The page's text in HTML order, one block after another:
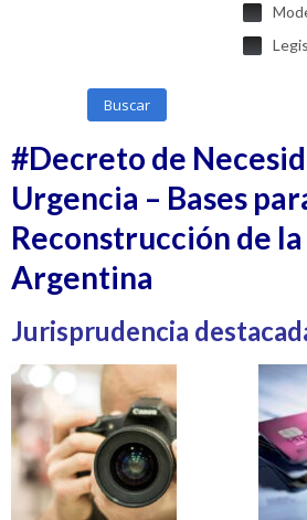
Buscar
#Decreto de
Urgencia – Bases
Reconstrucción de
Argentina
Jurisprudencia